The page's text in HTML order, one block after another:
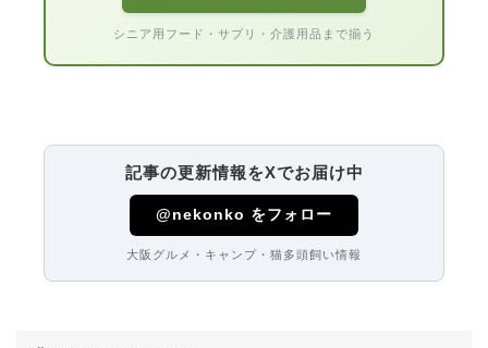
シニア用フード・サプリ・介護用品まで揃う
記事の更新情報をXでお届け中
@nekonko をフォロー
大阪グルメ・キャンプ・猫多頭飼い情報